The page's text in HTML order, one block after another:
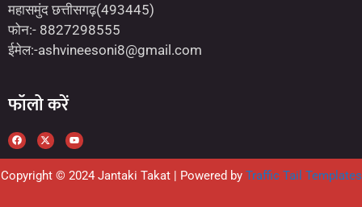
महासमुंद छत्तीसगढ़(493445)
फोन:- 8827298555
ईमेल:-ashvineesoni8@gmail.com
फॉलो करें
Copyright © 2024 Jantaki Takat | Powered by Traffic Tail Templates